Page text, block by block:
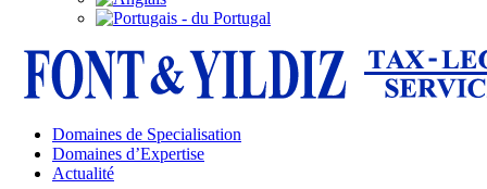
Domaines de Specialisation
Domaines d’Expertise
Actualité